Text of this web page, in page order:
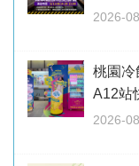
2026-
桃園
A12站
2026-